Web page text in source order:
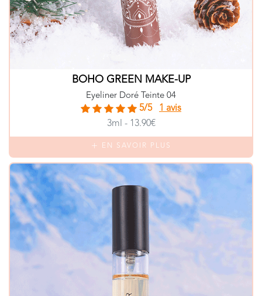
BOHO GREEN MAKE-UP
Eyeliner Doré Teinte 04
5/5
1 avis
3ml - 13.90€
EN SAVOIR PLUS